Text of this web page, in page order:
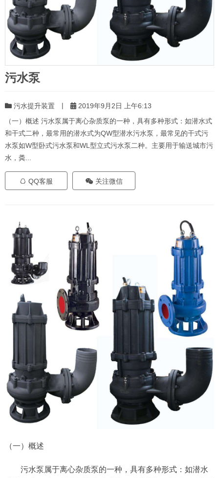
污水泵
污水提升装置 |
2019年9月2日 上午6:13
（一）概述 污水泵属于离心杂质泵的一种，具有多种形式：如潜水式
和干式二种，最常用的潜水式为QW型潜水污水泵，最常见的干式污
水泵如W型卧式污水泵和WL型立式污水泵二种。主要用于输送城市污
水，粪...
QQ客服 关注微信
（一）概述
污水泵属于离心杂质泵的一种，具有多种形式：如潜水